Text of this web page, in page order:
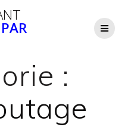
PAR
: